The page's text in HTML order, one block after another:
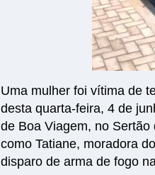
Uma mulher foi vítima de
desta quarta-feira, 4 de
de Boa Viagem, no
como Tatiane, moradora
disparo de arma de fogo